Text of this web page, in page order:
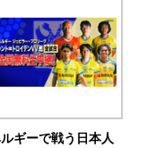
ギーで戦う日本人